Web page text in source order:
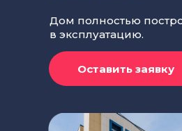
Дом полностью
в эксплуатацию.